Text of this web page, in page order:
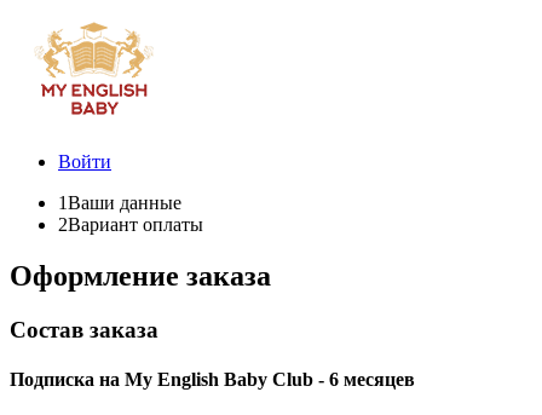
Войти
1Ваши данные
2Вариант оплаты
Оформление заказа
Состав заказа
Подписка на My English Baby Club - 6 месяцев